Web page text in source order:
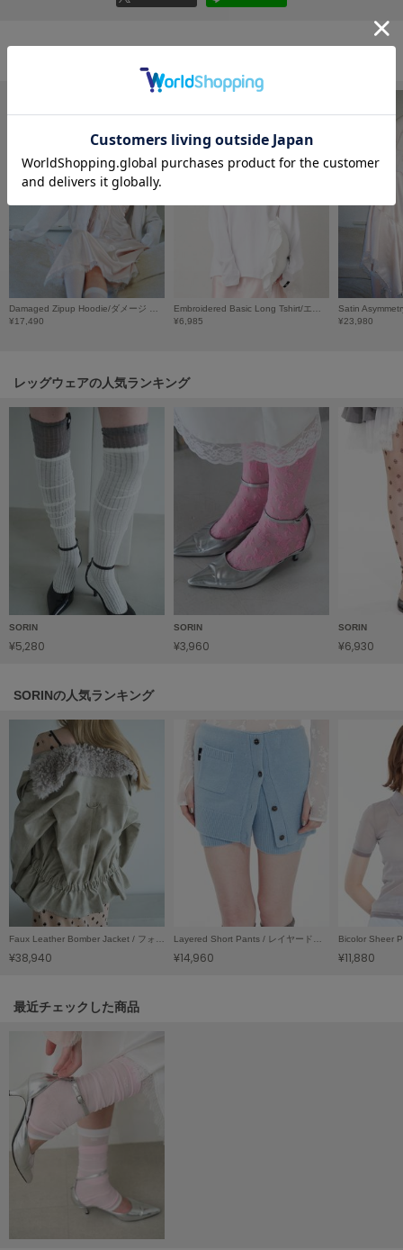
ジェラート ピケ
GELATO PIQUE CAT&DOG
ジェラート ピケ キャットアンドドッグ
gelato pique Sleep
ジェラート ピケ スリープ
GRAMICCI
HUNTER
ハンター
HOKA ONEONE
LAATO
ル
le coq sportif
ルコックスポルティフ
LeSportsac
レスポートサック
LILY BROWN
リリーブラウン
LILY BROWN Lingerie
リリーブラウンランジェリー
LITTLE UNION TOKYO
リトルユニオン トウキョウ
made of Organics
MICHU COQUETTE
ミチュ コケット
MIESROHE
ミースロエ
miies miim
ミーエスミーム
¥17,490
¥6,985
¥23,980
レッグウェアの人気ランキング
SORIN
¥5,280
SORIN
¥3,960
SORIN
¥6,930
SORINの人気ランキング
Faux Leather Bomber Jacket / フォウレザーボンバージャケット
¥38,940
Layered Short Pants / レイヤードショートパンツ
¥14,960 ¥11,880
関連記事
最近チェックした商品